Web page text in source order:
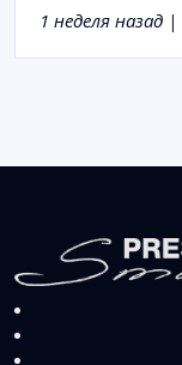
1 неделя назад |